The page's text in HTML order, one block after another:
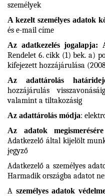
személyek
A kezelt személyes adatok
és e-mail címe
Az adatkezelés jogalapja:
Rendelet 6. cikk (1) bek. a)
kifejezett hozzájárulása
Az adattárolás
hozzájárulás
valamint a tiltakozásig
Az adattárolás módja:
Az adatok
Adatkezelő által kijelölt
jegyző
Adatkezelő a személyes
Harmadik országba adatot
A személyes adatok